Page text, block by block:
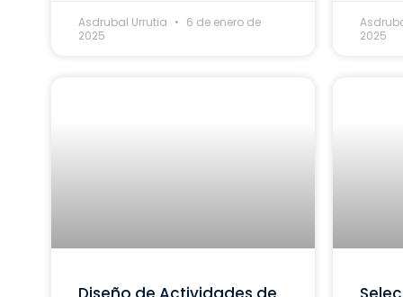
Asdrubal Urrutia
6 de enero de
2025
2025